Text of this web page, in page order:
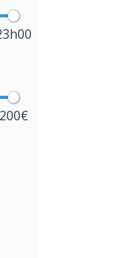
200€